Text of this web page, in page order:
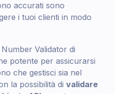
accurati sono
i tuoi clienti in modo
Validator di
potente per assicurarsi
che gestisci sia nel
la possibilità di validare